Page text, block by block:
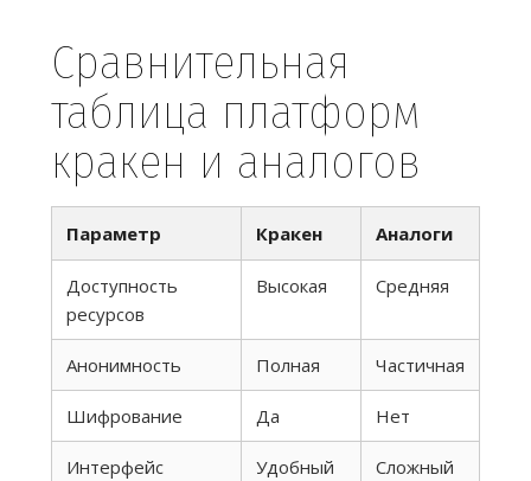
Сравнительная
таблица платформ
кракен и аналогов
Параметр Кракен Аналоги
Доступность
ресурсов
Высокая Средняя
Анонимность Полная Частичная
Шифрование Да Нет
Интерфейс Удобный Сложный